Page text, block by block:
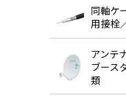
同軸ケ
用接栓
アンテ
ブース
類